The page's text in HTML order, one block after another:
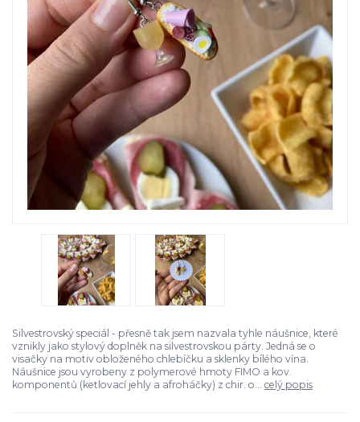
Silvestrovský speciál - přesně tak jsem nazvala tyhle náušnice, které
vznikly jako stylový doplněk na silvestrovskou párty. Jedná se o
visačky na motiv obloženého chlebíčku a sklenky bílého vína.
Náušnice jsou vyrobeny z polymerové hmoty FIMO a kov.
komponentů (ketlovací jehly a afroháčky) z chir. o... celý popis